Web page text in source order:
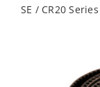
SE / CR20 Series